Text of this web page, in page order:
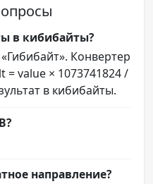
в кибибайты?
Конвертер
value × 1073741824 /
в кибибайты.
направление?